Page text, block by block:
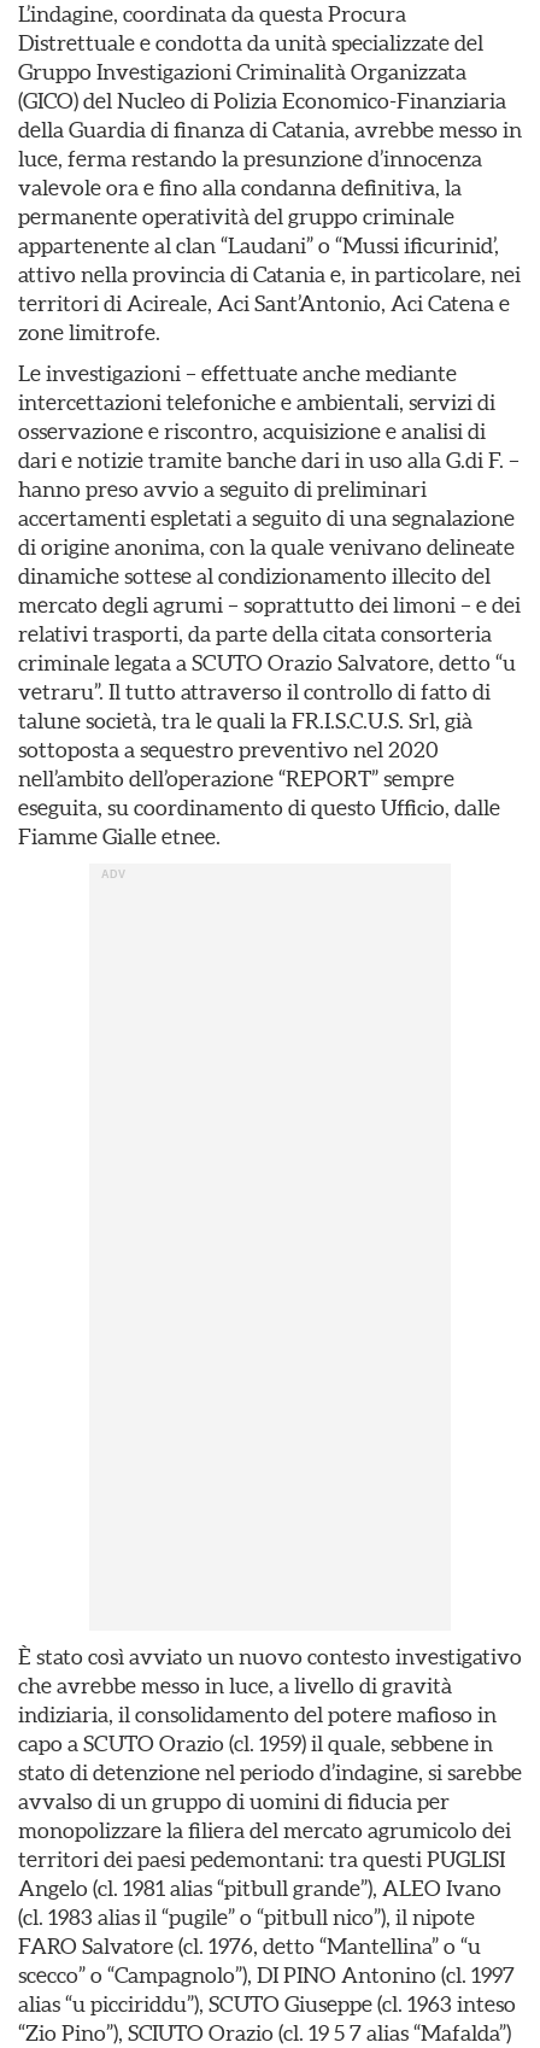
L’indagine, coordinata da questa Procura
Distrettuale e condotta da unità specializzate del
Gruppo Investigazioni Criminalità Organizzata
(GICO) del Nucleo di Polizia Economico-Finanziaria
della Guardia di finanza di Catania, avrebbe messo in
luce, ferma restando la presunzione d’innocenza
valevole ora e fino alla condanna definitiva, la
permanente operatività del gruppo criminale
appartenente al clan “Laudani” o “Mussi ificurinid’,
attivo nella provincia di Catania e, in particolare, nei
territori di Acireale, Aci Sant’Antonio, Aci Catena e
zone limitrofe.
Le investigazioni – effettuate anche mediante
intercettazioni telefoniche e ambientali, servizi di
osservazione e riscontro, acquisizione e analisi di
dari e notizie tramite banche dari in uso alla G.di F. –
hanno preso avvio a seguito di preliminari
accertamenti espletati a seguito di una segnalazione
di origine anonima, con la quale venivano delineate
dinamiche sottese al condizionamento illecito del
mercato degli agrumi – soprattutto dei limoni – e dei
relativi trasporti, da parte della citata consorteria
criminale legata a SCUTO Orazio Salvatore, detto “u
vetraru”. Il tutto attraverso il controllo di fatto di
talune società, tra le quali la FR.I.S.C.U.S. Srl, già
sottoposta a sequestro preventivo nel 2020
nell’ambito dell’operazione “REPORT” sempre
eseguita, su coordinamento di questo Ufficio, dalle
Fiamme Gialle etnee.
È stato così avviato un nuovo contesto investigativo
che avrebbe messo in luce, a livello di gravità
indiziaria, il consolidamento del potere mafioso in
capo a SCUTO Orazio (cl. 1959) il quale, sebbene in
stato di detenzione nel periodo d’indagine, si sarebbe
avvalso di un gruppo di uomini di fiducia per
monopolizzare la filiera del mercato agrumicolo dei
territori dei paesi pedemontani: tra questi PUGLISI
Angelo (cl. 1981 alias “pitbull grande”), ALEO Ivano
(cl. 1983 alias il “pugile” o “pitbull nico”), il nipote
FARO Salvatore (cl. 1976, detto “Mantellina” o “u
scecco” o “Campagnolo”), DI PINO Antonino (cl. 1997
alias “u picciriddu”), SCUTO Giuseppe (cl. 1963 inteso
“Zio Pino”), SCIUTO Orazio (cl. 19 5 7 alias “Mafalda”)